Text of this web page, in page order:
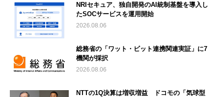
NRIセキュア、独自開発のAI統制基盤を導入し
たSOCサービスを運用開始
2026.08.06
総務省の「ワット・ビット連携関連実証」に7
機関が採択
2026.08.06
NTTの1Q決算は増収増益 ドコモの「気球型